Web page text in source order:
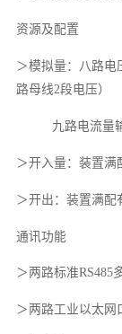
资源及配置
＞模拟量：八路电
路母线2段电压）
九路电流量输
＞开入量：装置满
＞开出：装置满配
通讯功能
＞两路标准RS485
＞两路工业以太网